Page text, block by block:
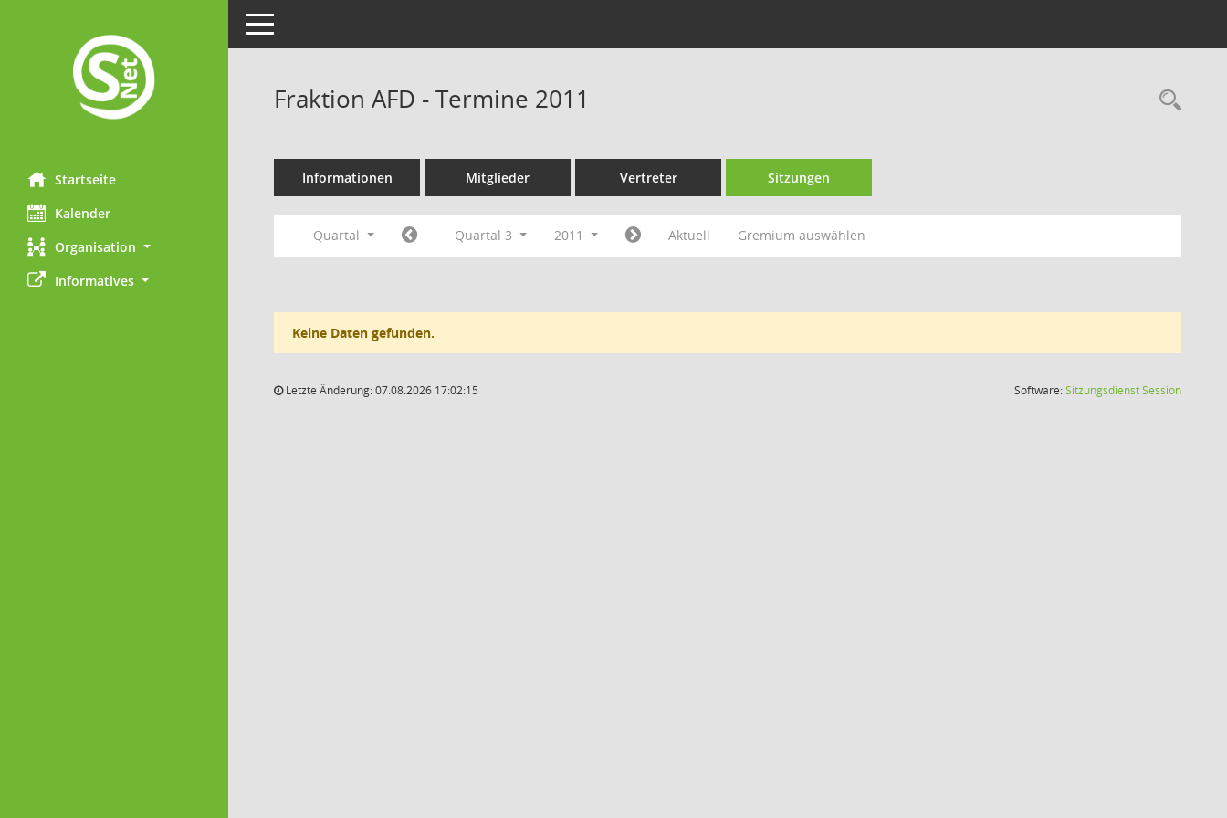
Startseite
Kalender
Organisation
Informatives
Toggle navigation
Fraktion AFD - Termine 2011
Informationen Mitglieder Vertreter Sitzungen
Quartal Quartal 3 2011 Aktuell Gremium auswählen
Keine Daten gefunden.
Letzte Änderung: 07.08.2026 17:02:15 Software:SitzungsdienstSession(Wird in